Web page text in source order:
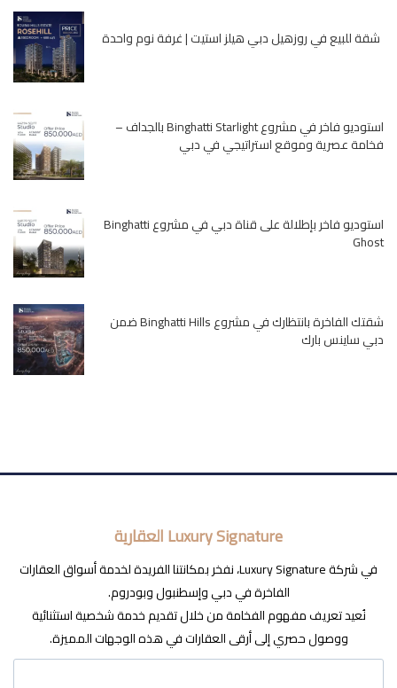
شقة للبيع في روزهيل دبي هيلز استيت | غرفة نوم واحدة
استوديو فاخر في مشروع Binghatti Starlight بالجداف –
فخامة عصرية وموقع استراتيجي في دبي
استوديو فاخر بإطلالة على قناة دبي في مشروع Binghatti
Ghost
شقتك الفاخرة بانتظارك في مشروع Binghatti Hills ضمن
دبي ساينس بارك
Luxury Signature العقارية
في شركة Luxury Signature، نفخر بمكانتنا الفريدة لخدمة أسواق العقارات
الفاخرة في دبي وإسطنبول وبودروم.
نُعيد تعريف مفهوم الفخامة من خلال تقديم خدمة شخصية استثنائية
ووصول حصري إلى أرقى العقارات في هذه الوجهات المميزة.